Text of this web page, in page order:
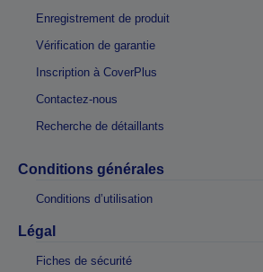
Enregistrement de produit
Vérification de garantie
Inscription à CoverPlus
Contactez-nous
Recherche de détaillants
Conditions générales
Conditions d’utilisation
Légal
Fiches de sécurité